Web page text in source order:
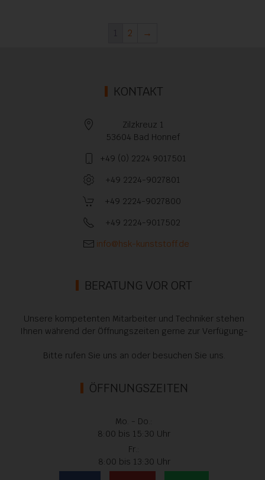
1 2 →
KONTAKT
Zilzkreuz 1
53604 Bad Honnef
+49 (0) 2224 9017501
+49 2224-9027801
+49 2224-9027800
+49 2224-9017502
info@hsk-kunststoff.de
BERATUNG VOR ORT
Unsere kompetenten Mitarbeiter und Techniker stehen
Ihnen während der Öffnungszeiten gerne zur Verfügung-
Bitte rufen Sie uns an oder besuchen Sie uns.
ÖFFNUNGSZEITEN
Mo. - Do.:
8:00 bis 15:30 Uhr
Fr.:
8:00 bis 13:30 Uhr